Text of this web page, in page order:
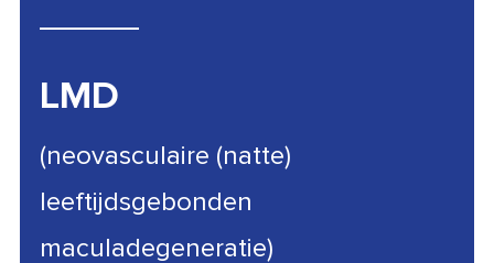
LMD
(neovasculaire (natte)
leeftijdsgebonden
maculadegeneratie)